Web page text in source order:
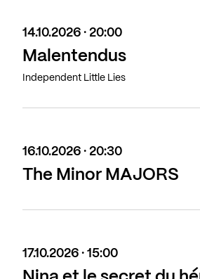
14.10.2026 · 20:00
Malentendus
Independent Little Lies
16.10.2026 · 20:30
The Minor MAJORS
17.10.2026 · 15:00